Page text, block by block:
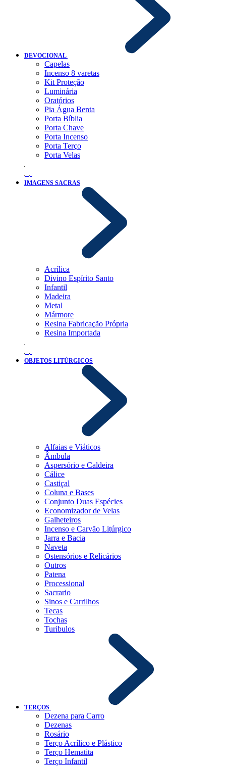
DEVOCIONAL
Capelas
Incenso 8 varetas
Kit Proteção
Luminária
Oratórios
Pia Água Benta
Porta Bíblia
Porta Chave
Porta Incenso
Porta Terço
Porta Velas
IMAGENS SACRAS
Acrílica
Divino Espírito Santo
Infantil
Madeira
Metal
Mármore
Resina Fabricação Própria
Resina Importada
OBJETOS LITÚRGICOS
Alfaias e Viáticos
Âmbula
Aspersório e Caldeira
Cálice
Castiçal
Coluna e Bases
Conjunto Duas Espécies
Economizador de Velas
Galheteiros
Incenso e Carvão Litúrgico
Jarra e Bacia
Naveta
Ostensórios e Relicários
Outros
Patena
Processional
Sacrario
Sinos e Carrilhos
Tecas
Tochas
Turibulos
TERÇOS
Dezena para Carro
Dezenas
Rosário
Terço Acrílico e Plástico
Terço Hematita
Terço Infantil